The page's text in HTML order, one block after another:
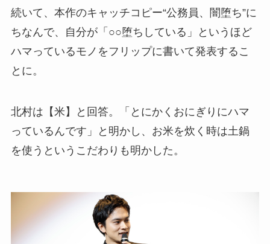
続いて、本作のキャッチコピー“公務員、闇堕ち”に
ちなんで、自分が「○○堕ちしている」というほど
ハマっているモノをフリップに書いて発表するこ
とに。
北村は【米】と回答。「とにかくおにぎりにハマ
っているんです」と明かし、お米を炊く時は土鍋
を使うというこだわりも明かした。